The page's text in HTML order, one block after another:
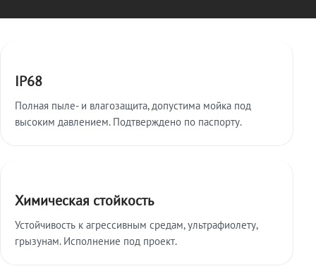
IP68
Полная пыле- и влагозащита, допустима мойка под
высоким давлением. Подтверждено по паспорту.
Химическая стойкость
Устойчивость к агрессивным средам, ультрафиолету,
грызунам. Исполнение под проект.